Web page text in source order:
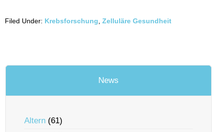
Filed Under: Krebsforschung Zelluläre Gesundheit
News
Altern (61)